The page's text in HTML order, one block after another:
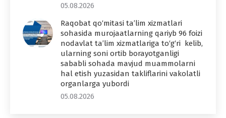
05.08.2026
Raqobat qo‘mitasi ta’lim xizmatlari
sohasida murojaatlarning qariyb 96 foizi
nodavlat ta’lim xizmatlariga to‘g‘ri kelib,
ularning soni ortib borayotganligi
sababli sohada mavjud muammolarni
hal etish yuzasidan takliflarini vakolatli
organlarga yubordi
05.08.2026